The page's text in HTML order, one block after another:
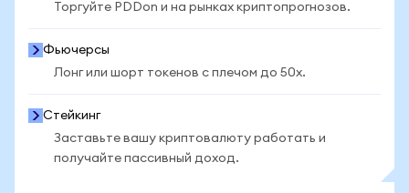
Торгуйте PDDon и на рынках криптопрогнозов.
Фьючерсы
Лонг или шорт токенов с плечом до 50x.
Стейкинг
Заставьте вашу криптовалюту работать и
получайте пассивный доход.